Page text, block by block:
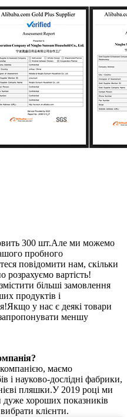
300 шт.Але ми можемо
пробного
повідомити нам, скільки
розрахуємо вартість!
більші замовлення
продуктів і
у нас є деякі товари
меншу
маємо
і науково-дослідні фабрики,
пляшки.У 2019 році ми
хороших показників
клієнти.